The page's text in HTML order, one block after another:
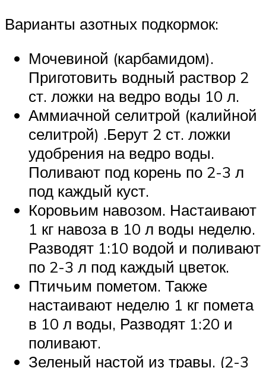
Варианты азотных подкормок:
Мочевиной (карбамидом).
Приготовить водный раствор 2
ст. ложки на ведро воды 10 л.
Аммиачной селитрой (калийной
селитрой) .Берут 2 ст. ложки
удобрения на ведро воды.
Поливают под корень по 2-3 л
под каждый куст.
Коровьим навозом. Настаивают
1 кг навоза в 10 л воды неделю.
Разводят 1:10 водой и поливают
по 2-3 л под каждый цветок.
Птичьим пометом. Также
настаивают неделю 1 кг помета
в 10 л воды, Разводят 1:20 и
поливают.
Зеленый настой из травы. (2-3